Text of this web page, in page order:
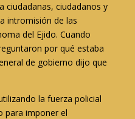
ciudadanas, ciudadanos y
intromisión de las
del Ejido. Cuando
por qué estaba
de gobierno dijo que
la fuerza policial
para imponer el